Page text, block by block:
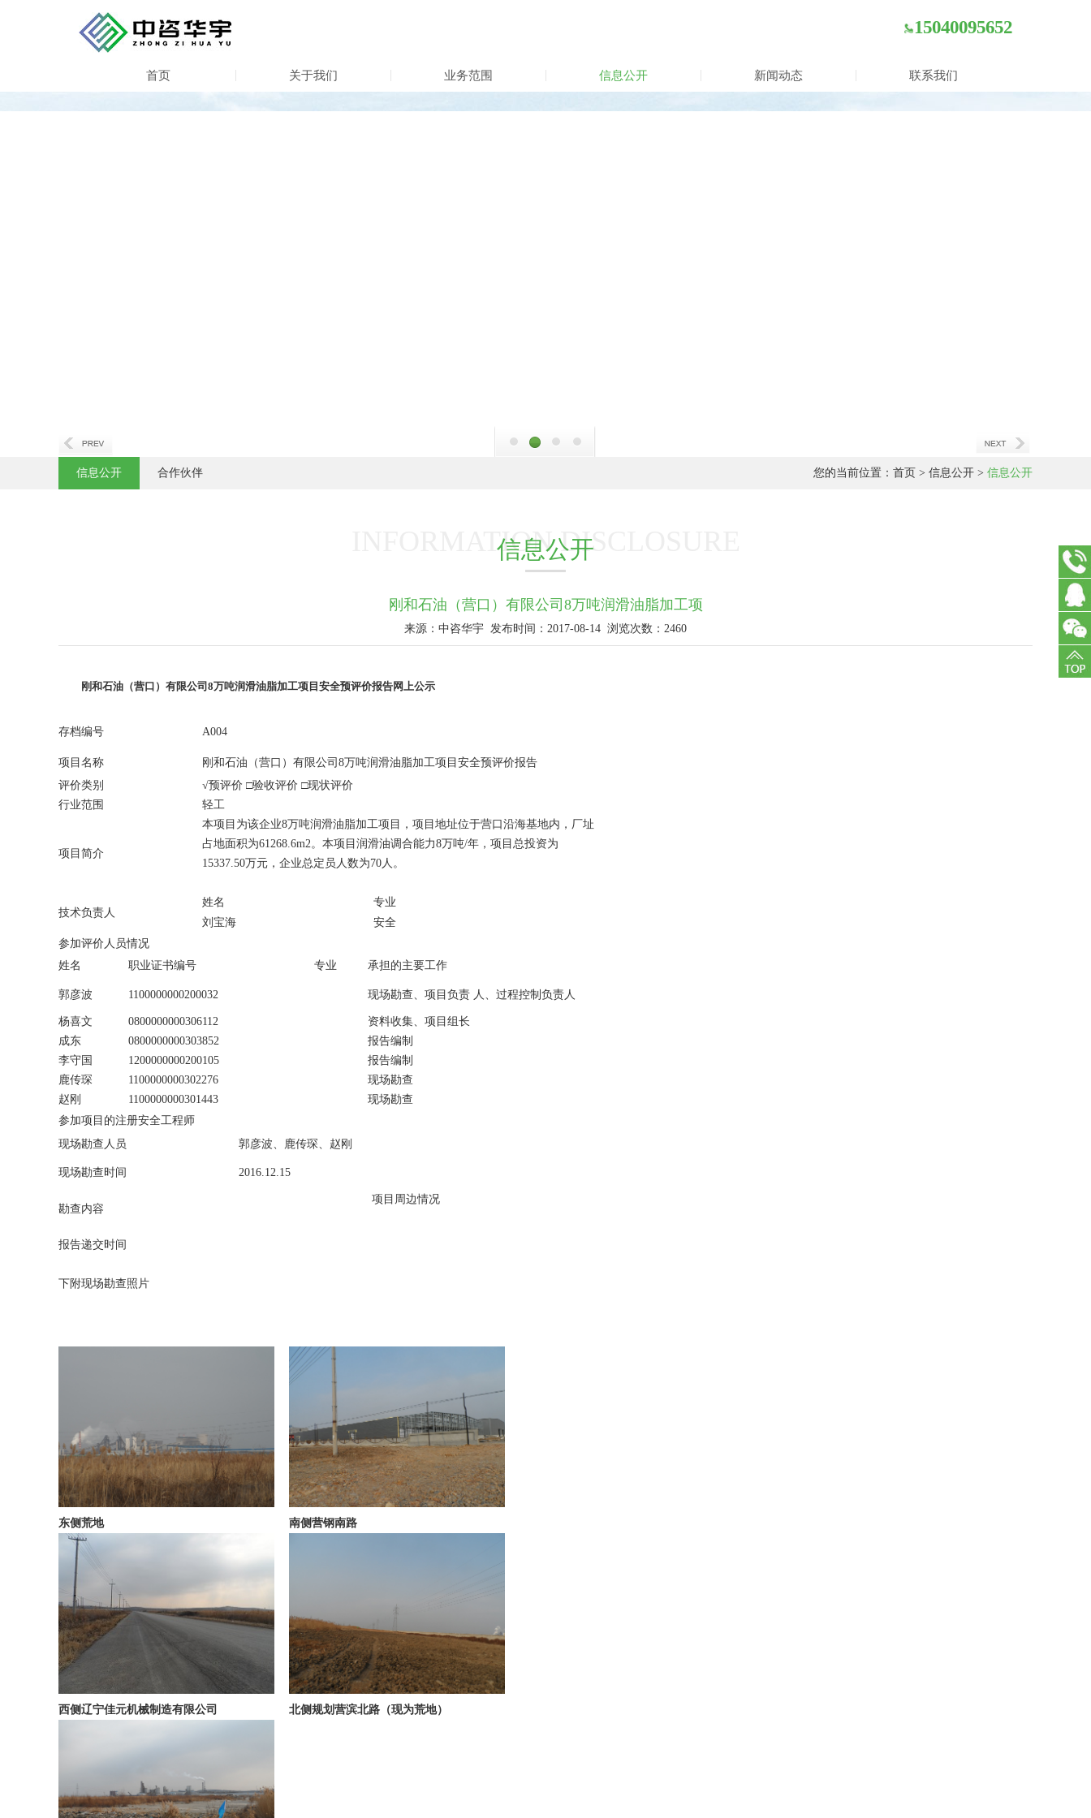
在线
客服
首页 关于我们 业务范围 信息公开 新闻动态 联系我们
15040095652
信息公开 合作伙伴 您的当前位置： 首页 > 信息公开 > 信息公开
INFORMATION DISCLOSURE
信息公开
刚和石油（营口）有限公司8万吨润滑油脂加工项
来源：中咨华宇 发布时间：2017-08-14 浏览次数：2460
刚和石油（营口）有限公司 8万吨润滑油脂加工项目安全预评价报告网上公示
存档编号 A004
项目名称
刚和石油（营口）有限公司8万吨润滑油脂加工项目安全预评价报告
评价类别
√预评价 □验收评价 □现状评价
行业范围
轻工
项目简介
本项目为该企业8万吨润滑油脂加工项目，项目地址位于营口沿海基地内，厂址
占地面积为61268.6m2。本项目润滑油调合能力8万吨/年，项目总投资为
15337.50万元，企业总定员人数为70人。
技术负责人
姓名
专业
刘宝海
安全
参加评价人员情况
姓名
职业证书编号 专业 承担的主要工作
郭彦波 1100000000200032 现场勘查、项目负责 人、过程控制负责人
杨喜文 0800000000306112
资料收集、项目组长
成东
0800000000303852
报告编制
李守国
1200000000200105
报告编制
鹿传琛
1100000000302276
现场勘查
赵刚
1100000000301443
现场勘查
参加项目的注册安全工程师
现场勘查人员
郭彦波、鹿传琛、赵刚
现场勘查时间 2016.12.15
勘查内容
项目周边情况
报告递交时间
下附现场勘查照片
东侧荒地 南侧营钢南路
西侧辽宁佳元机械制造有限公司 北侧规划营滨北路（现为荒地）